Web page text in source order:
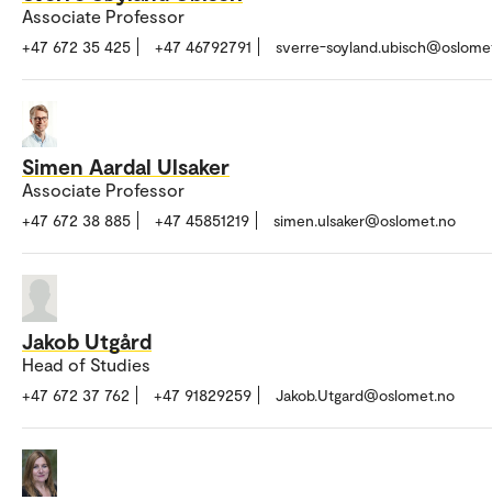
Associate Professor
+47 672 35 425 +47 46792791 sverre-
Simen Aardal Ulsaker
Associate Professor
+47 672 38 885 +47 45851219 simen.ulsaker@oslomet.no
Jakob Utgård
Head of Studies
+47 672 37 762 +47 91829259 Jakob.Utgard@oslomet.no